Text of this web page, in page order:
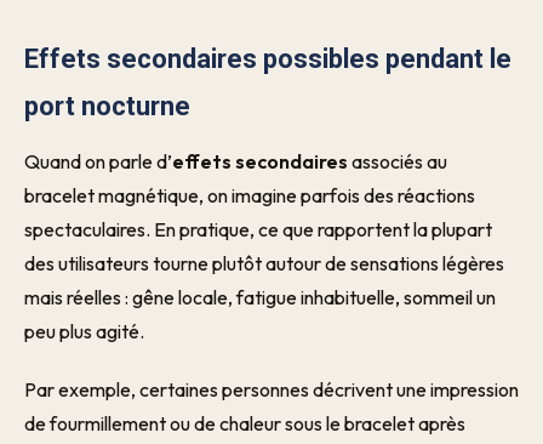
Effets secondaires possibles pendant le
port nocturne
Quand on parle d’effets secondaires associés au
bracelet magnétique, on imagine parfois des réactions
spectaculaires. En pratique, ce que rapportent la plupart
des utilisateurs tourne plutôt autour de sensations légères
mais réelles : gêne locale, fatigue inhabituelle, sommeil un
peu plus agité.
Par exemple, certaines personnes décrivent une impression
de fourmillement ou de chaleur sous le bracelet après